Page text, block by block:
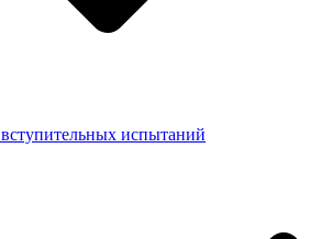
вступительных испытаний